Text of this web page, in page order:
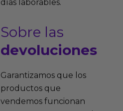
días laborables.
Sobre las
devoluciones
Garantizamos que los
productos que
vendemos funcionan